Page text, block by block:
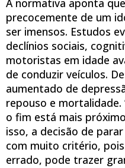
A normativa aponta
precocemente de um
ser imensos. Estudos
declínios sociais,
motoristas em idade
de conduzir veículos.
aumentado de
repouso e mortalidade.
o fim está mais
isso, a decisão de
com muito critério,
errado, pode trazer